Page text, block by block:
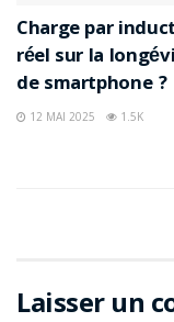
Charge par
réel sur la
de smartphone ?
12 MAI 2025 1.5K
Laisser un